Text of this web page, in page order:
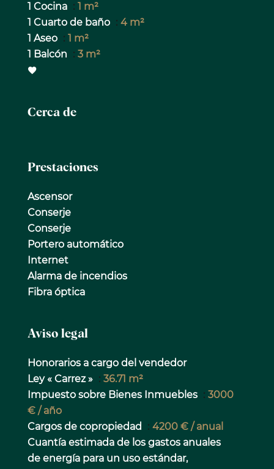
1 Cocina
1 m²
1 Cuarto de baño
4 m²
1 Aseo
1 m²
1 Balcón
3 m²
Cerca de
Prestaciones
Ascensor
Conserje
Conserje
Portero automático
Internet
Alarma de incendios
Fibra óptica
Aviso legal
Honorarios a cargo del vendedor
Ley « Carrez »
36.71 m²
Impuesto sobre Bienes Inmuebles
3000
€ / año
Cargos de copropiedad
4200 € / anual
Cuantía estimada de los gastos anuales
de energía para un uso estándar,